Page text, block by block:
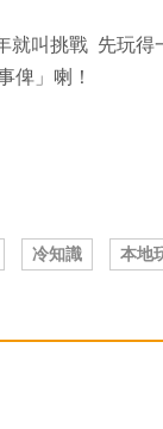
就叫挑戰 先玩
俾」喇！
冷知識 本地